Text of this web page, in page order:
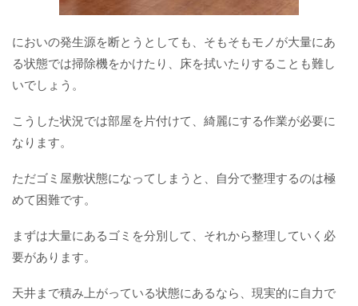
においの発生源を断とうとしても、そもそもモノが大量にあ
る状態では掃除機をかけたり、床を拭いたりすることも難し
いでしょう。
こうした状況では部屋を片付けて、綺麗にする作業が必要に
なります。
ただゴミ屋敷状態になってしまうと、自分で整理するのは極
めて困難です。
まずは大量にあるゴミを分別して、それから整理していく必
要があります。
天井まで積み上がっている状態にあるなら、現実的に自力で